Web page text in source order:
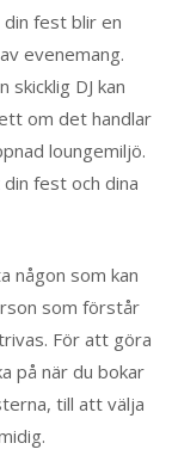
fest blir en
evenemang.
DJ kan
om det handlar
loungemiljö.
fest och dina
någon som kan
som förstår
För att göra
på när du bokar
till att välja